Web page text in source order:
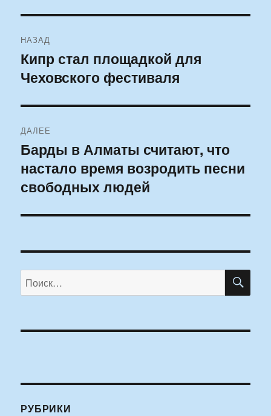
по
записям
НАЗАД
Предыдущая
запись:
Кипр стал площадкой для
Чеховского фестиваля
ДАЛЕЕ
Следующая
запись:
Барды в Алматы считают, что
настало время возродить песни
свободных людей
Искать:
РУБРИКИ